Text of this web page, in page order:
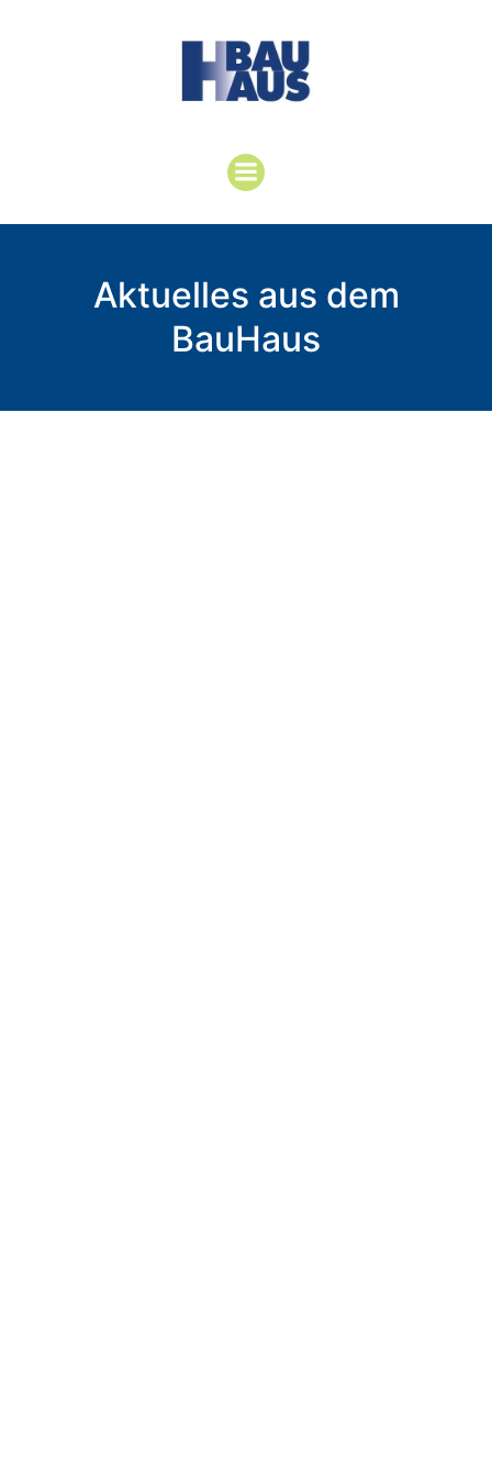
Aktuelles aus dem
BauHaus